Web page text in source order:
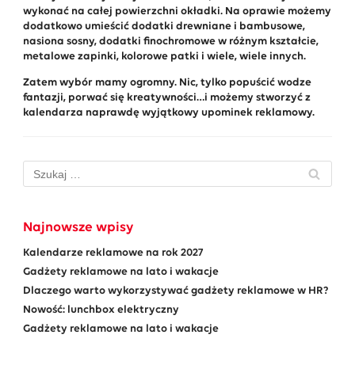
wykonać na całej powierzchni okładki. Na oprawie możemy
dodatkowo umieścić dodatki drewniane i bambusowe,
nasiona sosny, dodatki finochromowe w różnym kształcie,
metalowe zapinki, kolorowe patki i wiele, wiele innych.
Zatem wybór mamy ogromny. Nic, tylko popuścić wodze
fantazji, porwać się kreatywności…i możemy stworzyć z
kalendarza naprawdę wyjątkowy upominek reklamowy.
Najnowsze wpisy
Kalendarze reklamowe na rok 2027
Gadżety reklamowe na lato i wakacje
Dlaczego warto wykorzystywać gadżety reklamowe w HR?
Nowość: lunchbox elektryczny
Gadżety reklamowe na lato i wakacje